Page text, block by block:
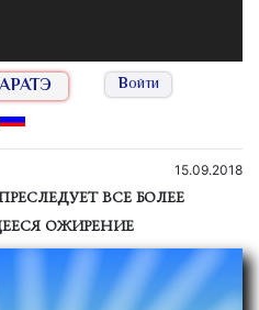
Войти
15.09.2018
все более
ожирение